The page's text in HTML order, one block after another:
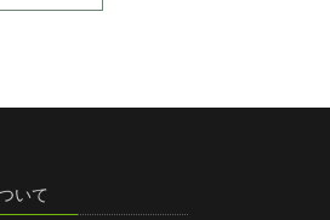
いて